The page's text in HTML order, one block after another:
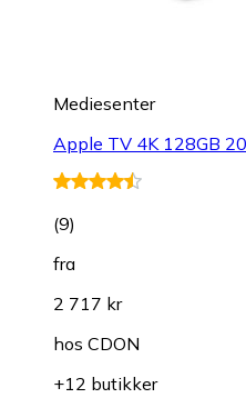
Mediesenter
Apple TV 4K 128GB
(9)
fra
2 717 kr
hos CDON
+12 butikker